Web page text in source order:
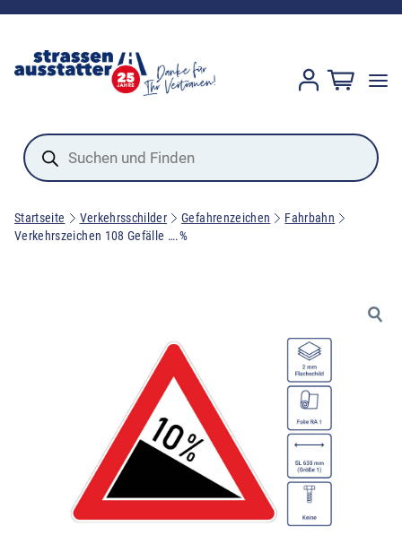
Products
search
Startseite Verkehrsschilder Gefahrenzeichen
Fahrbahn
Verkehrszeichen 108 Gefälle ….%